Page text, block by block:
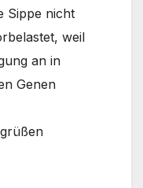
Sippe nicht
weil
an in
Genen